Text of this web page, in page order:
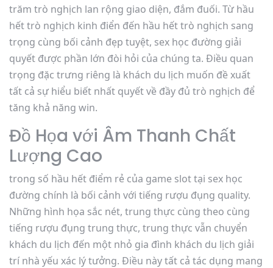
trăm trò nghịch lan rộng giao diện, đắm đuối. Từ hầu
hết trò nghịch kinh điển đến hầu hết trò nghịch sang
trọng cùng bối cảnh đẹp tuyệt, sex học đường giải
quyết được phần lớn đòi hỏi của chúng ta. Điều quan
trọng đặc trưng riêng là khách du lịch muốn đề xuất
tất cả sự hiểu biết nhất quyết về đầy đủ trò nghịch để
tăng khả năng win.
Đồ Họa với Âm Thanh Chất
Lượng Cao
trong số hầu hết điểm rẻ của game slot tại sex học
đường chính là bối cảnh với tiếng rượu đụng quality.
Những hình họa sắc nét, trung thực cùng theo cùng
tiếng rượu đụng trung thực, trung thực vẫn chuyển
khách du lịch đến một nhỏ gia đình khách du lịch giải
trí nhà yếu xác lý tưởng. Điều này tất cả tác dụng mang